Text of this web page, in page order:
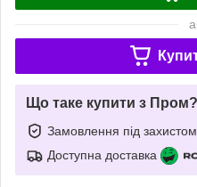
Що таке купити з Пром?
Замовлення під захистом
Доступна доставка